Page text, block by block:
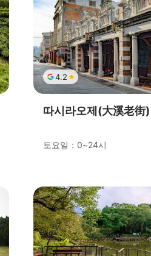
4.2
따시라오제(大溪老街)
토요일：0~24시